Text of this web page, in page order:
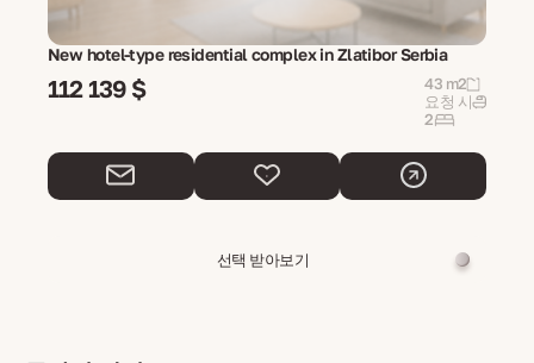
New hotel-type residential complex in Zlatibor Serbia
112 139 $
43 m2
요청 시
2
선택 받아보기